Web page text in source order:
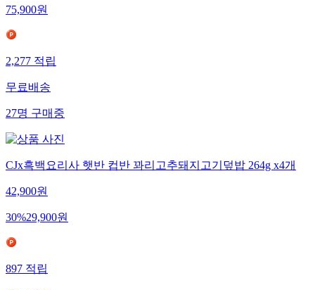
75,900원
2,277적립
무료배송
27명구매중
CJx흑백요리사 햇반 컵반 꽈리고추돼지고기덮밥 264g x4개
42,900원
30%29,900원
897적립